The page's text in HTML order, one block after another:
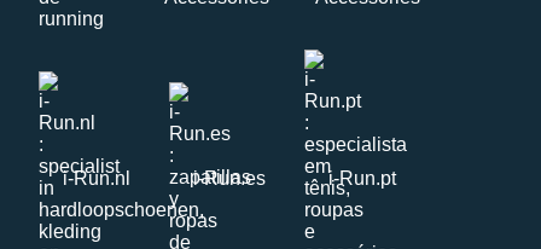
i-Run.nl i-Run.es i-Run.pt